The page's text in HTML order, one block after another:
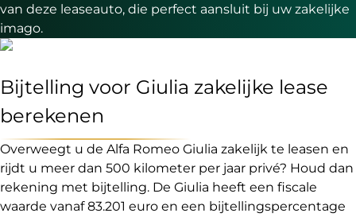
van deze leaseauto, die perfect aansluit bij uw zakelijke
imago.
Bijtelling voor Giulia zakelijke lease
berekenen
Overweegt u de Alfa Romeo Giulia zakelijk te leasen en
rijdt u meer dan 500 kilometer per jaar privé? Houd dan
rekening met bijtelling. De Giulia heeft een fiscale
waarde vanaf 83.201 euro en een bijtellingspercentage